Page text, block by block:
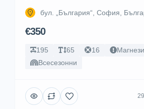
бул. „България“, София,
€350
195 65 16
Всесезонни